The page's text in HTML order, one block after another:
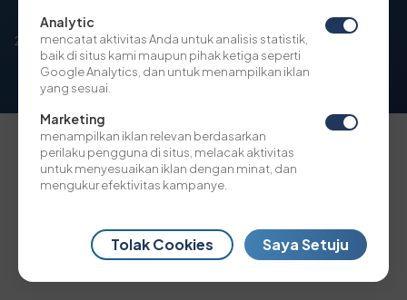
Analytic
mencatat aktivitas Anda untuk analisis statistik,
baik di situs kami maupun pihak ketiga seperti
Google Analytics, dan untuk menampilkan iklan
yang sesuai.
Marketing
menampilkan iklan relevan berdasarkan
perilaku pengguna di situs, melacak aktivitas
untuk menyesuaikan iklan dengan minat, dan
mengukur efektivitas kampanye.
Tolak Cookies Saya Setuju
2022 © BBN Airlines Indonesia. All Rights Reserved.